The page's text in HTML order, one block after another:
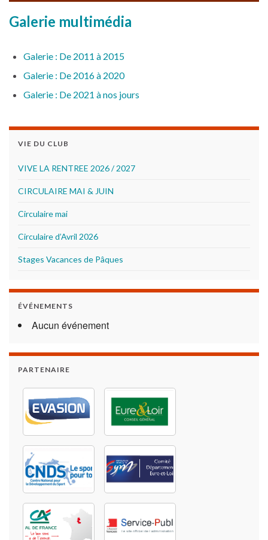
Galerie multimédia
Galerie : De 2011 à 2015
Galerie : De 2016 à 2020
Galerie : De 2021 à nos jours
VIE DU CLUB
VIVE LA RENTREE 2026 / 2027
CIRCULAIRE MAI & JUIN
Circulaire mai
Circulaire d’Avril 2026
Stages Vacances de Pâques
ÉVÉNEMENTS
Aucun événement
PARTENAIRE